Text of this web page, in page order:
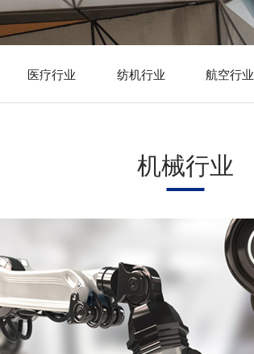
医疗行业 纺机行业 航空行业
机械行业